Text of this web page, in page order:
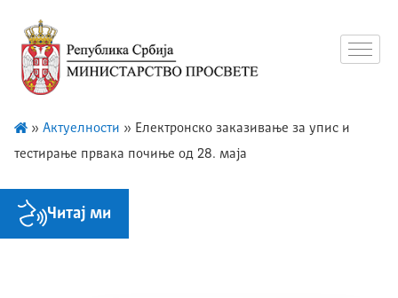
» Актуелности » Електронско заказивање за упис и
тестирање првака почиње од 28. маја
Читај ми